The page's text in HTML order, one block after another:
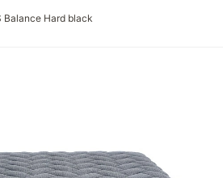
Balance Hard black